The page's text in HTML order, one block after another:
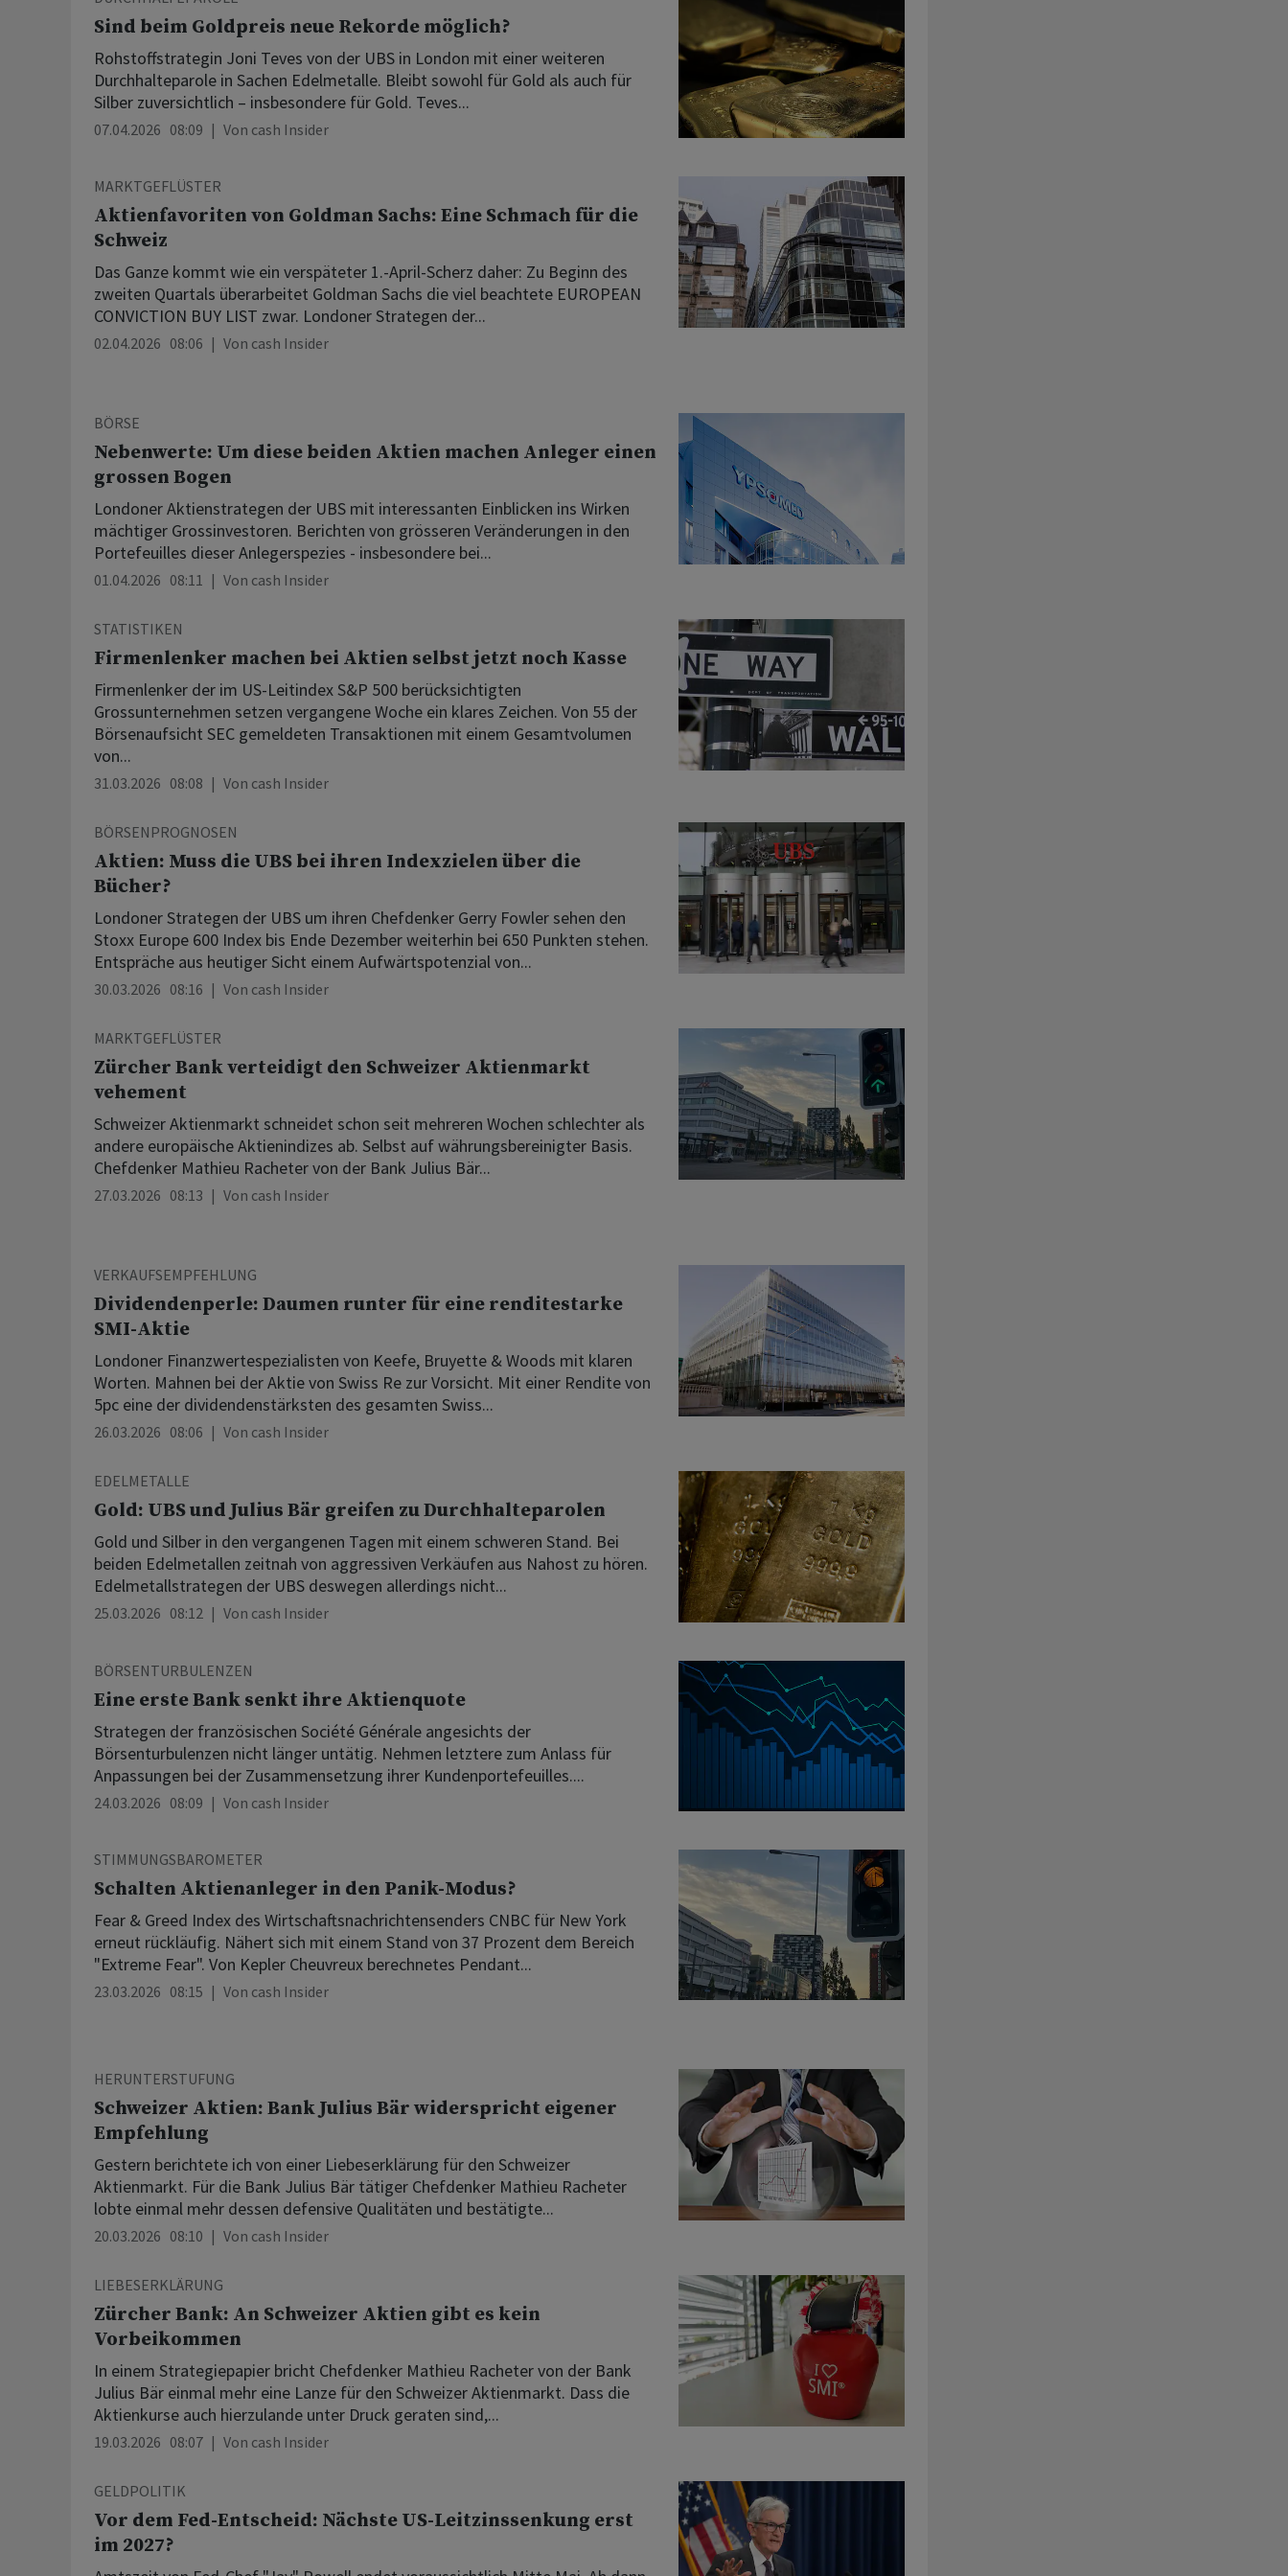
Sind beim Goldpreis neue Rekorde möglich?
Rohstoffstrategin Joni Teves von der UBS in London mit einer weiteren
Durchhalteparole in Sachen Edelmetalle. Bleibt sowohl für Gold als auch für
Silber zuversichtlich – insbesondere für Gold. Teves...
07.04.2026 08:09 Von cash Insider
MARKTGEFLÜSTER
Aktienfavoriten von Goldman Sachs: Eine Schmach für die
Schweiz
Das Ganze kommt wie ein verspäteter 1.-April-Scherz daher: Zu Beginn des
zweiten Quartals überarbeitet Goldman Sachs die viel beachtete EUROPEAN
CONVICTION BUY LIST zwar. Londoner Strategen der...
02.04.2026 08:06 Von cash Insider
BÖRSE
Nebenwerte: Um diese beiden Aktien machen Anleger einen
grossen Bogen
Londoner Aktienstrategen der UBS mit interessanten Einblicken ins Wirken
mächtiger Grossinvestoren. Berichten von grösseren Veränderungen in den
Portefeuilles dieser Anlegerspezies - insbesondere bei...
01.04.2026 08:11 Von cash Insider
STATISTIKEN
Firmenlenker machen bei Aktien selbst jetzt noch Kasse
Firmenlenker der im US-Leitindex S&P 500 berücksichtigten
Grossunternehmen setzen vergangene Woche ein klares Zeichen. Von 55 der
Börsenaufsicht SEC gemeldeten Transaktionen mit einem Gesamtvolumen
von...
31.03.2026 08:08 Von cash Insider
BÖRSENPROGNOSEN
Aktien: Muss die UBS bei ihren Indexzielen über die
Bücher?
Londoner Strategen der UBS um ihren Chefdenker Gerry Fowler sehen den
Stoxx Europe 600 Index bis Ende Dezember weiterhin bei 650 Punkten stehen.
Entspräche aus heutiger Sicht einem Aufwärtspotenzial von...
30.03.2026 08:16 Von cash Insider
MARKTGEFLÜSTER
Zürcher Bank verteidigt den Schweizer Aktienmarkt
vehement
Schweizer Aktienmarkt schneidet schon seit mehreren Wochen schlechter als
andere europäische Aktienindizes ab. Selbst auf währungsbereinigter Basis.
Chefdenker Mathieu Racheter von der Bank Julius Bär...
27.03.2026 08:13 Von cash Insider
VERKAUFSEMPFEHLUNG
Dividendenperle: Daumen runter für eine renditestarke
SMI-Aktie
Londoner Finanzwertespezialisten von Keefe, Bruyette & Woods mit klaren
Worten. Mahnen bei der Aktie von Swiss Re zur Vorsicht. Mit einer Rendite von
5pc eine der dividendenstärksten des gesamten Swiss...
26.03.2026 08:06 Von cash Insider
EDELMETALLE
Gold: UBS und Julius Bär greifen zu Durchhalteparolen
Gold und Silber in den vergangenen Tagen mit einem schweren Stand. Bei
beiden Edelmetallen zeitnah von aggressiven Verkäufen aus Nahost zu hören.
Edelmetallstrategen der UBS deswegen allerdings nicht...
25.03.2026 08:12 Von cash Insider
BÖRSENTURBULENZEN
Eine erste Bank senkt ihre Aktienquote
Strategen der französischen Société Générale angesichts der
Börsenturbulenzen nicht länger untätig. Nehmen letztere zum Anlass für
Anpassungen bei der Zusammensetzung ihrer Kundenportefeuilles....
24.03.2026 08:09 Von cash Insider
STIMMUNGSBAROMETER
Schalten Aktienanleger in den Panik-Modus?
Fear & Greed Index des Wirtschaftsnachrichtensenders CNBC für New York
erneut rückläufig. Nähert sich mit einem Stand von 37 Prozent dem Bereich
"Extreme Fear". Von Kepler Cheuvreux berechnetes Pendant...
23.03.2026 08:15 Von cash Insider
HERUNTERSTUFUNG
Schweizer Aktien: Bank Julius Bär widerspricht eigener
Empfehlung
Gestern berichtete ich von einer Liebeserklärung für den Schweizer
Aktienmarkt. Für die Bank Julius Bär tätiger Chefdenker Mathieu Racheter
lobte einmal mehr dessen defensive Qualitäten und bestätigte...
20.03.2026 08:10 Von cash Insider
LIEBESERKLÄRUNG
Zürcher Bank: An Schweizer Aktien gibt es kein
Vorbeikommen
In einem Strategiepapier bricht Chefdenker Mathieu Racheter von der Bank
Julius Bär einmal mehr eine Lanze für den Schweizer Aktienmarkt. Dass die
Aktienkurse auch hierzulande unter Druck geraten sind,...
19.03.2026 08:07 Von cash Insider
GELDPOLITIK
Vor dem Fed-Entscheid: Nächste US-Leitzinssenkung erst
im 2027?